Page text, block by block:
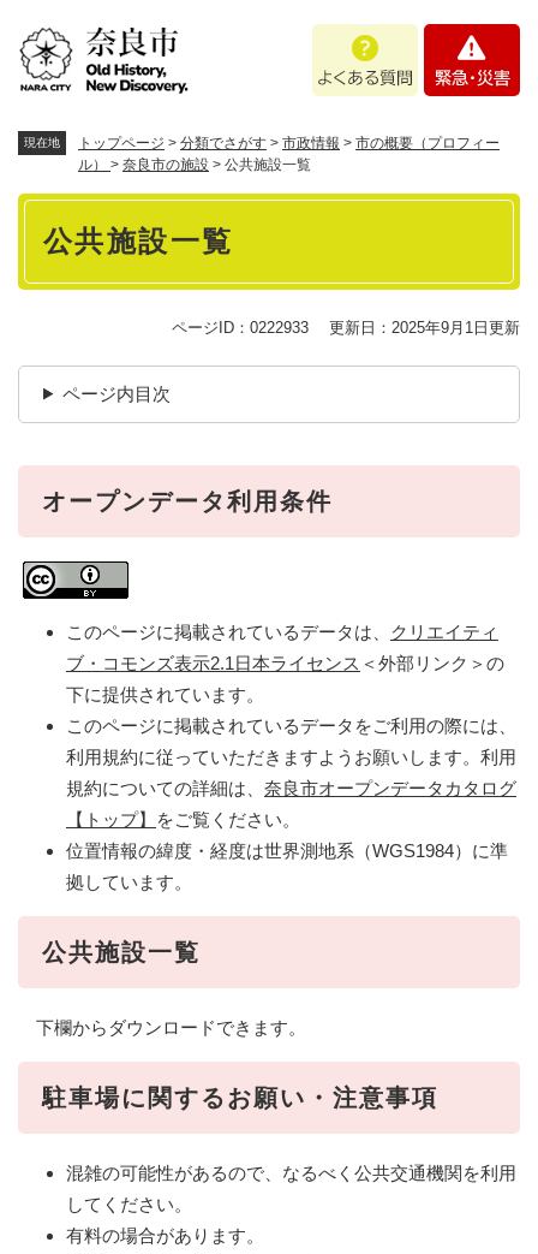
あ
問
・
現在地 トップページ > 分類でさがす > 市政情報 > 市の概要（プロフィー
ル） > 奈良市の施設 > 公共施設一覧
本
公共施設一覧
ページID：0222933 更新日：2025年9月1日更新
ページ内目次
オープンデータ利用条件
このページに掲載されているデータは、
クリエイティ
ブ・コモンズ表示2.1日本ライセンス ＜外部リンク＞ の
下に提供されています。
このページに掲載されているデータをご利用の際には、
利用規約に従っていただきますようお願いします。利用
規約についての詳細は、 奈良市オープンデータカタログ
【トップ】
をご覧ください。
位置情報の緯度・経度は世界測地系（WGS1984）に準
拠しています。
公共施設一覧
下欄からダウンロードできます。
駐車場に関するお願い・注意事項
混雑の可能性があるので、なるべく公共交通機関を利用
してください。
有料の場合があります。